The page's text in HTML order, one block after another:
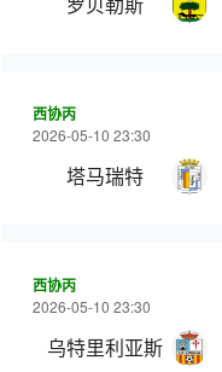
西协丙
2026-05-10 23:30
塔马瑞特
西协丙
2026-05-10 23:30
乌特里利亚斯